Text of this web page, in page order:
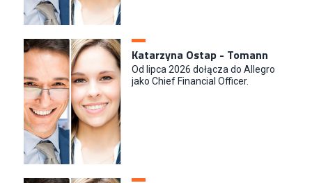
Katarzyna Ostap - Tomann
Od lipca 2026 dołącza do Allegro
jako Chief Financial Officer.